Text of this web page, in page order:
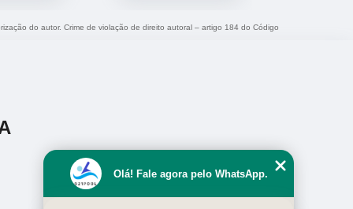
do autor. Crime de violação de direito autoral – artigo 184 do Código
Olá! Fale agora pelo WhatsApp.